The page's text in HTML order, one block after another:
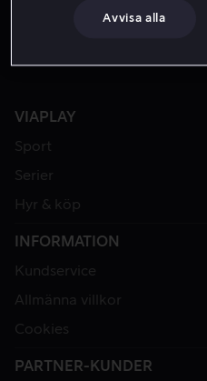
VIAPLAY
Sport
Serier
Hyr & köp
INFORMATION
Kundservice
Allmänna villkor
Cookies
PARTNER-KUNDER
Avvisa alla